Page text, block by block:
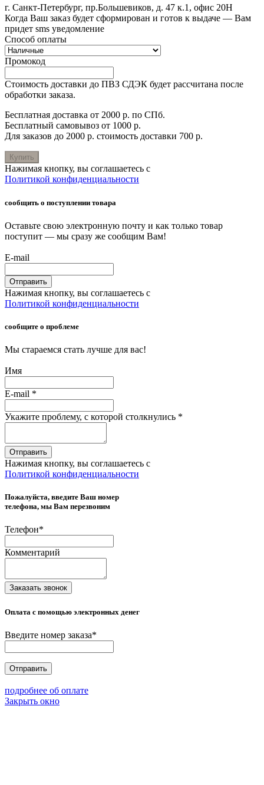
г. Санкт-Петербург, пр.Большевиков, д. 47 к.1, офис 20Н
Когда Ваш заказ будет сформирован и готов к выдаче — Вам
придет sms уведомление
Способ оплаты
Промокод
Стоимость доставки до ПВЗ СДЭК будет рассчитана после
обработки заказа.
Бесплатная доставка от 2000 р. по СПб.
Бесплатный самовывоз от 1000 р.
Для заказов до 2000 р. стоимость доставки 700 р.
Купить
Нажимая кнопку, вы соглашаетесь с
Политикой конфиденциальности
сообщить о поступлении товара
Оставьте свою электронную почту и как только товар
поступит — мы сразу же сообщим Вам!
E-mail
Отправить
Нажимая кнопку, вы соглашаетесь с
Политикой конфиденциальности
сообщите о проблеме
Мы стараемся стать лучше для вас!
Имя
E-mail *
Укажите проблему, с которой столкнулись *
Отправить
Нажимая кнопку, вы соглашаетесь с
Политикой конфиденциальности
Пожалуйста, введите Ваш номер
телефона, мы Вам перезвоним
Телефон*
Комментарий
Заказать звонок
Оплата с помощью электронных денег
Введите номер заказа*
Отправить
подробнее об оплате
Закрыть окно